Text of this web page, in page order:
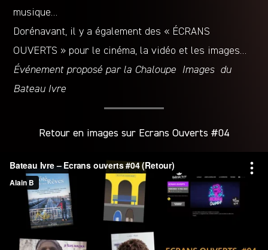
musique…
Dorénavant, il y a également des « ÉCRANS
OUVERTS » pour le cinéma, la vidéo et les images…
Événement proposé par la Chaloupe Images du
Bateau Ivre
Retour en images sur Ecrans Ouverts #04